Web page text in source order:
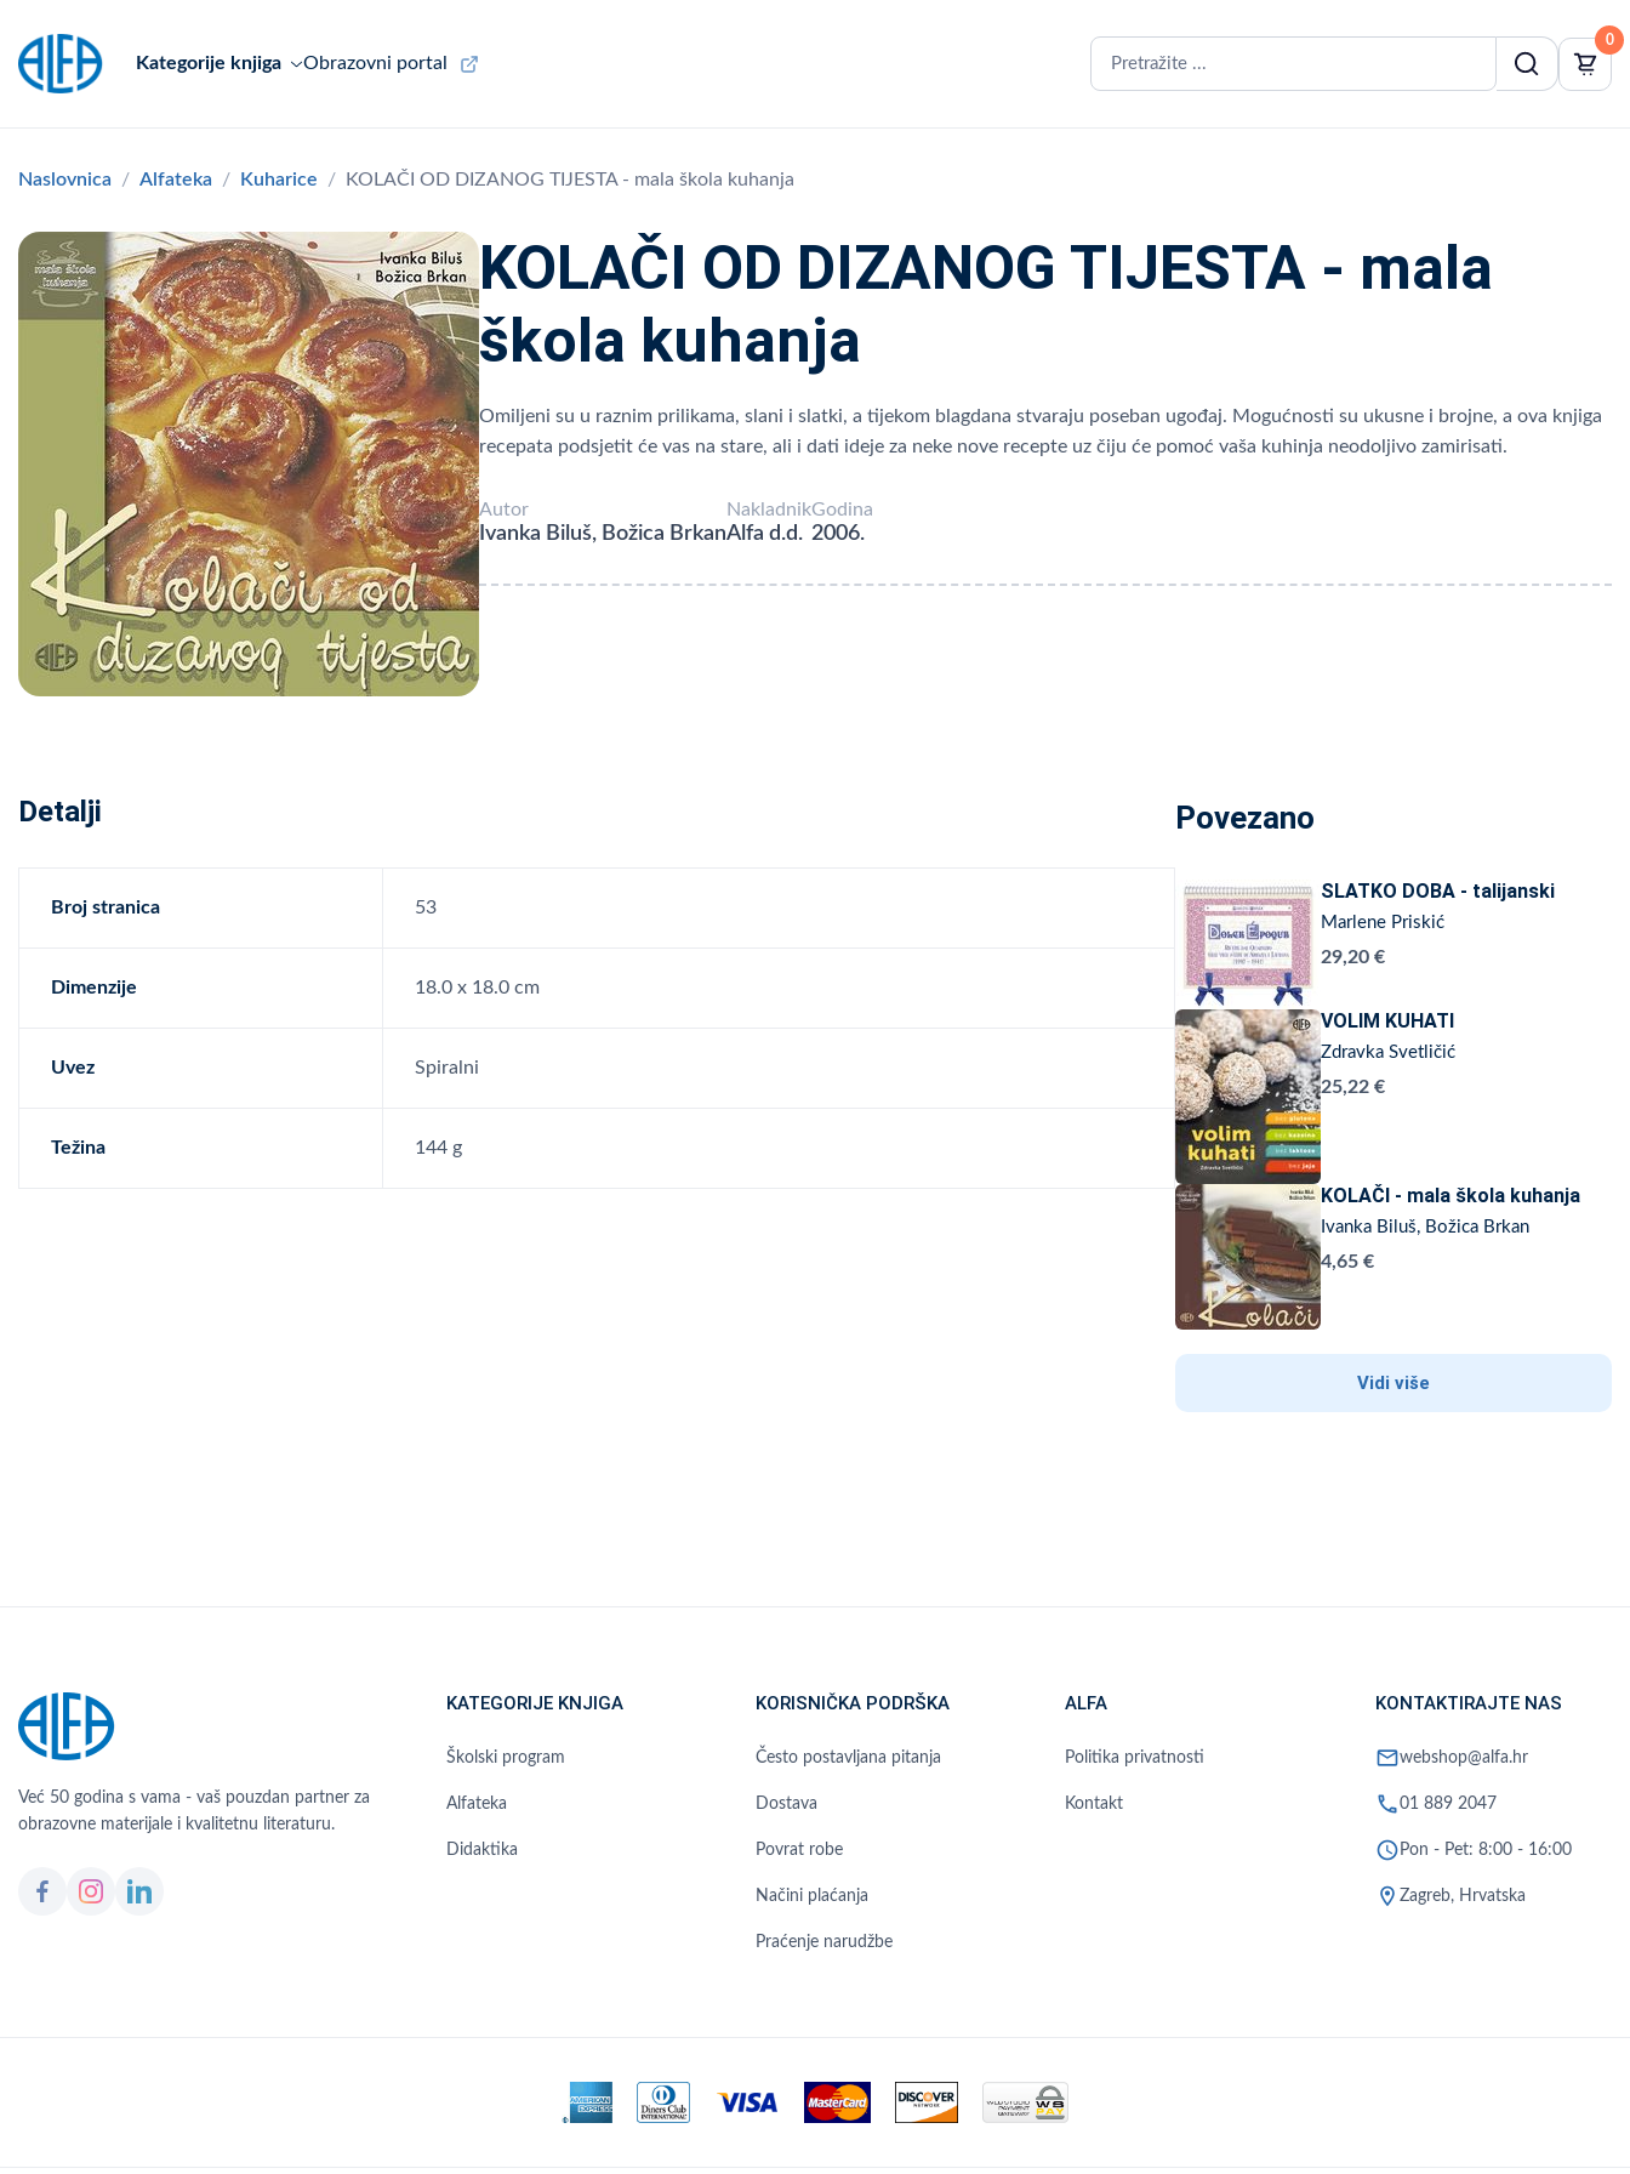
Kategorije knjiga Obrazovni portal
0
Naslovnica Alfateka Kuharice KOLAČI OD DIZANOG TIJESTA - mala škola kuhanja
KOLAČI OD DIZANOG TIJESTA - mala
škola kuhanja
Omiljeni su u raznim prilikama, slani i slatki, a tijekom blagdana stvaraju poseban ugođaj. Mogućnosti su ukusne i brojne, a ova knjiga
recepata podsjetit će vas na stare, ali i dati ideje za neke nove recepte uz čiju će pomoć vaša kuhinja neodoljivo zamirisati.
Autor
Ivanka Biluš, Božica Brkan
Nakladnik
Alfa d.d.
Godina
2006.
Detalji
Broj stranica 53
Dimenzije 18.0 x 18.0 cm
Uvez Spiralni
Težina 144 g
Povezano
SLATKO DOBA - talijanski
Marlene Priskić
29,20 €
VOLIM KUHATI
Zdravka Svetličić
25,22 €
KOLAČI - mala škola kuhanja
Ivanka Biluš, Božica Brkan
4,65 €
Vidi više
Već 50 godina s vama - vaš pouzdan partner za
obrazovne materijale i kvalitetnu literaturu.
KATEGORIJE KNJIGA
Školski program
Alfateka
Didaktika
KORISNIČKA PODRŠKA
Često postavljana pitanja
Dostava
Povrat robe
Načini plaćanja
Praćenje narudžbe
ALFA
Politika privatnosti
Kontakt
KONTAKTIRAJTE NAS
mailwebshop@alfa.hr
phone01 889 2047
schedule Pon - Pet: 8:00 - 16:00
location_on Zagreb, Hrvatska